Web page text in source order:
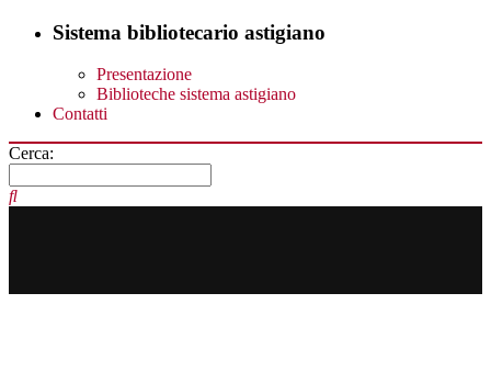
Sistema bibliotecario astigiano
Presentazione
Biblioteche sistema astigiano
Contatti
Cerca: